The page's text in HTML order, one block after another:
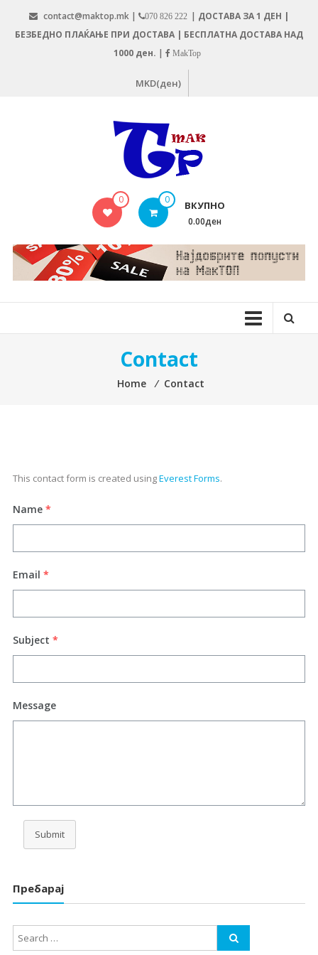
content
contact@maktop.mk | 070 826 222 | ДОСТАВА ЗА 1 ДЕН |
БЕЗБЕДНО ПЛАЌАЊЕ ПРИ ДОСТАВА | БЕСПЛАТНА ДОСТАВА НАД
1000 ден. | MakTop
MKD(ден)
MAKTOP.MK
0 0 ВКУПНО
0.00ден
Contact
Home ⁄ Contact
This contact form is created usingEverest Forms.
Name *
Email *
Subject *
Message
Submit
Пребарај